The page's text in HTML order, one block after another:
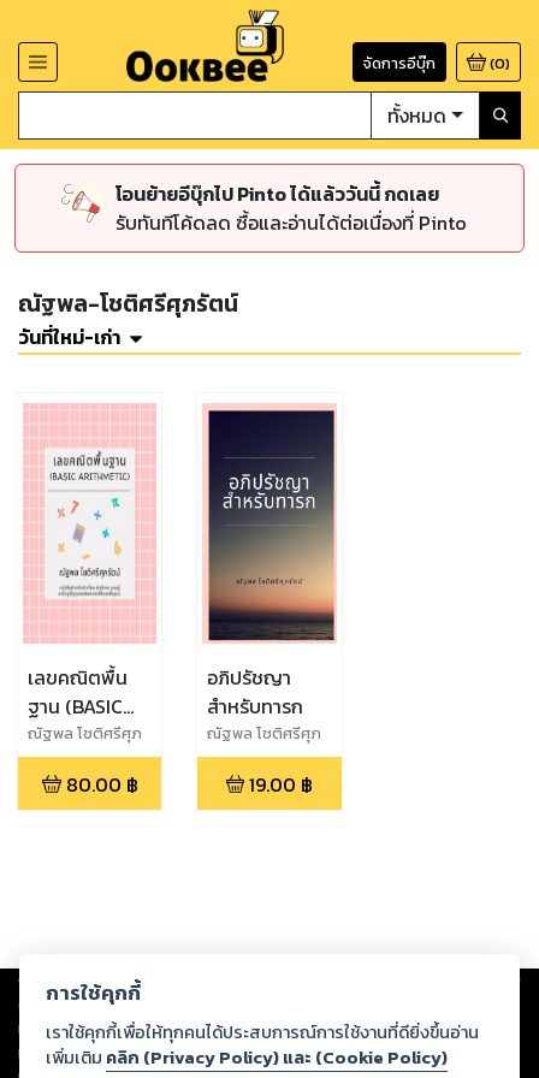
จัดการอีบุ๊ก (0)
ทั้งหมด
โอนย้ายอีบุ๊กไป Pinto ได้แล้ววันนี้ กดเลย
รับทันทีโค้ดลด ซื้อและอ่านได้ต่อเนื่องที่ Pinto
ณัฐพล-โชติศรีศุภรัตน์
วันที่ใหม่-เก่า
เลขคณิตพื้น
ฐาน (BASIC
ARITHMETIC)
ณัฐพล โชติศรีศุภ
รัตน์
80.00 ฿
อภิปรัชญา
สำหรับทารก
ณัฐพล โชติศรีศุภ
รัตน์
19.00 ฿
Copyright © 2026
ต่อผลงานหรือเนื้อหาใดที่อัปโหลดผ่านเว็บไซต์และปรากฏว่าละเมิดสิทธิใน
ทรัพย์สินทางปัญญาของบุคคลอื่นหรือขัดต่อกฎหมายและศีลธรรม ดังนั้น ผู้อ่าน
ทุกท่านโปรดใช้วิจารณญาณในการกลั่นกรองด้วยตนเอง และหากท่านพบว่าส่วน
การใช้คุกกี้
เราใช้คุกกี้เพื่อให้ทุกคนได้ประสบการณ์การใช้งานที่ดียิ่งขึ้นอ่าน
เพิ่มเติม คลิก (Privacy Policy) และ (Cookie Policy)